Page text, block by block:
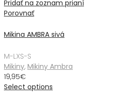
Pridať na zoznam prianí
Porovnať
Mikina AMBRA sivá
M-LXS-S
Mikiny, Mikiny Ambra
19,95€
Select options